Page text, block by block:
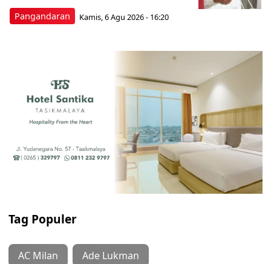
Pangandaran Kamis, 6 Agu 2026 - 16:20
Tag Populer
AC Milan Ade Lukman